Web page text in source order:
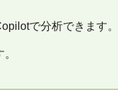
で分析できます。